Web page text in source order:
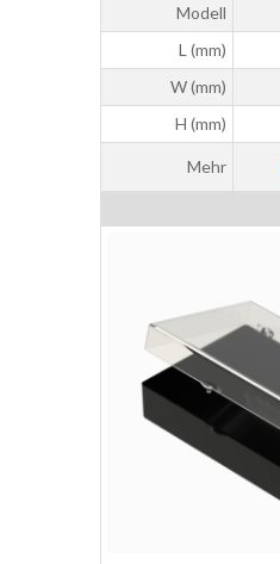
Modell
L (mm)
W (mm)
H (mm)
Mehr